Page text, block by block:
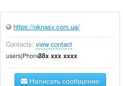
https://oknasv.com.ua/
Contacts: view contact
users|Phone38x xxx xxxx
Написать сообщение